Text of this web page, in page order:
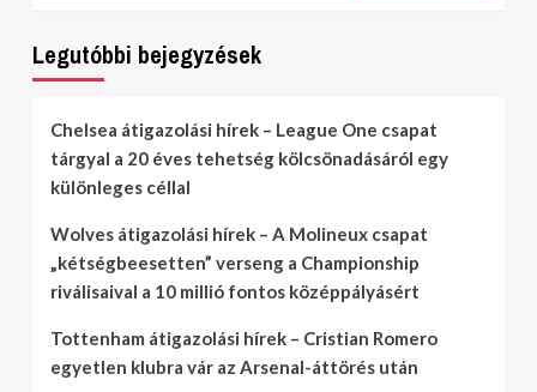
Legutóbbi bejegyzések
Chelsea átigazolási hírek – League One csapat
tárgyal a 20 éves tehetség kölcsönadásáról egy
különleges céllal
Wolves átigazolási hírek – A Molineux csapat
„kétségbeesetten” verseng a Championship
riválisaival a 10 millió fontos középpályásért
Tottenham átigazolási hírek – Cristian Romero
egyetlen klubra vár az Arsenal-áttörés után